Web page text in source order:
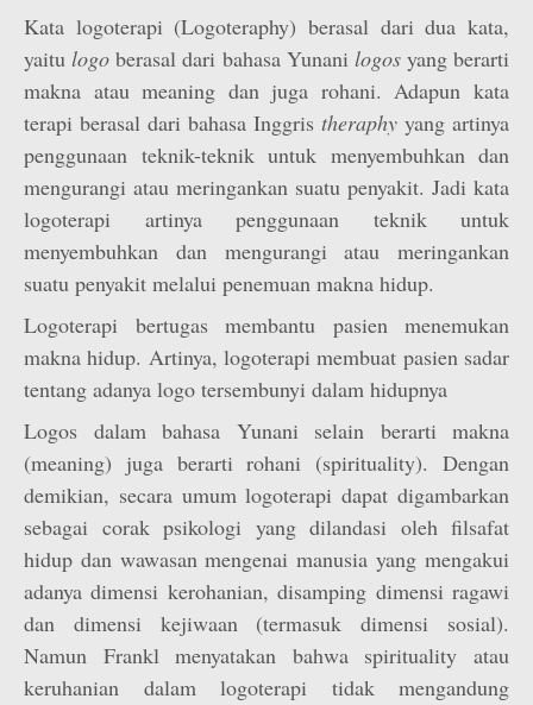
Kata logoterapi (Logoteraphy) berasal dari dua kata,
yaitulogo berasal dari bahasa Yunani logosyang berarti
makna atau meaning dan juga rohani. Adapun kata
terapi berasal dari bahasa Inggris theraphy yang artinya
penggunaan teknik-teknik untuk menyembuhkan dan
mengurangi atau meringankan suatu penyakit. Jadi kata
logoterapi artinya penggunaan teknik untuk
menyembuhkan dan mengurangi atau meringankan
suatu penyakit melalui penemuan makna hidup.
Logoterapi bertugas membantu pasien menemukan
makna hidup. Artinya, logoterapi membuat pasien sadar
tentang adanya logo tersembunyi dalam hidupnya
Logos dalam bahasa Yunani selain berarti makna
(meaning) juga berarti rohani (spirituality). Dengan
demikian, secara umum logoterapi dapat digambarkan
sebagai corak psikologi yang dilandasi oleh filsafat
hidup dan wawasan mengenai manusia yang mengakui
adanya dimensi kerohanian, disamping dimensi ragawi
dan dimensi kejiwaan (termasuk dimensi sosial).
Namun Frankl menyatakan bahwa spirituality atau
keruhanian dalam logoterapi tidak mengandung